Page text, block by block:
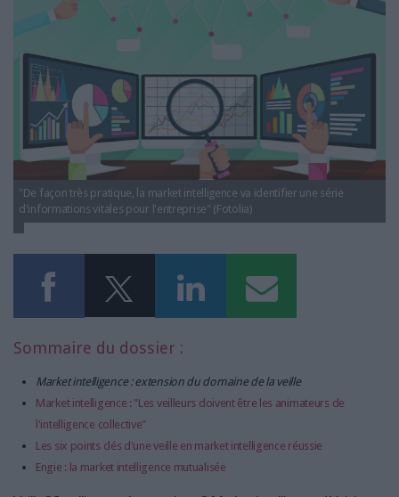
LES GUIDES PRATIQUES
LES BASES DE DONNÉES
L'ESPACE EMPLOI
L'AGENDA
L'ANNUAIRE DES ACTEURS
LES LIVRES BLANCS
LES SUPPLÉMENTS
NOS OFFRES D'ABONNEMENTS
"De façon très pratique, la market intelligence va identifier une série
d'informations vitales pour l'entreprise" (Fotolia)
Sommaire du dossier :
Market intelligence : extension du domaine de la veille
Market intelligence : "Les veilleurs doivent être les animateurs de
l'intelligence collective"
Les six points clés d'une veille en market intelligence réussie
Engie : la market intelligence mutualisée